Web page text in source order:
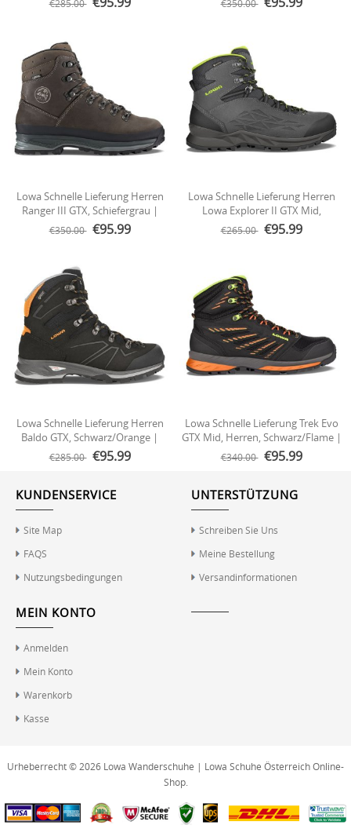
€285.00 €350.00
Lowa Schnelle Lieferung Herren
Ranger III GTX, Schiefergrau |
Sofort Lieferbar
€350.00 €95.99
Lowa Schnelle Lieferung Herren
Lowa Explorer II GTX Mid,
Anthrazit/Limette | Schneller
Versand
€265.00 €95.99
Lowa Schnelle Lieferung Herren
Baldo GTX, Schwarz/Orange |
Schneller Versand
€285.00 €95.99
Lowa Schnelle Lieferung Trek Evo
GTX Mid, Herren, Schwarz/Flame |
Schneller Versand
€340.00 €95.99
KUNDENSERVICE
Site Map
FAQS
Nutzungsbedingungen
UNTERSTÜTZUNG
Schreiben Sie Uns
Meine Bestellung
Versandinformationen
MEIN KONTO
Anmelden
Mein Konto
Warenkorb
Kasse
Urheberrecht © 2026 Lowa Wanderschuhe | Lowa Schuhe Österreich Online-
Shop.